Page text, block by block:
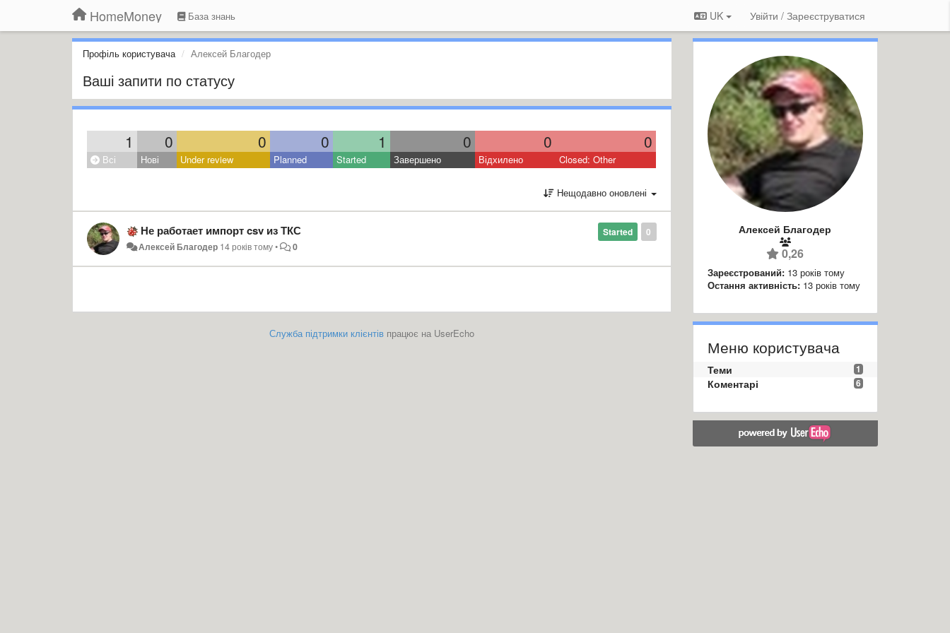
HomeMoney База знань UK Увійти / Зареєструватися
Профіль користувача Алексей Благодер
Ваші запити по статусу
1 0 0 0 1 0 0 0
Всі Нові Under review Planned Started Завершено Відхилено Closed: Other
Нещодавно оновлені
0
Started
Не работает импорт csv из ТКС
Алексей Благодер 14 років тому• 0
Служба підтримки клієнтівпрацює на UserEcho
Алексей Благодер
0,26
Зареєстрований: 13 років тому
Остання активність: 13 років тому
Меню користувача
1
Теми
6
Коментарі